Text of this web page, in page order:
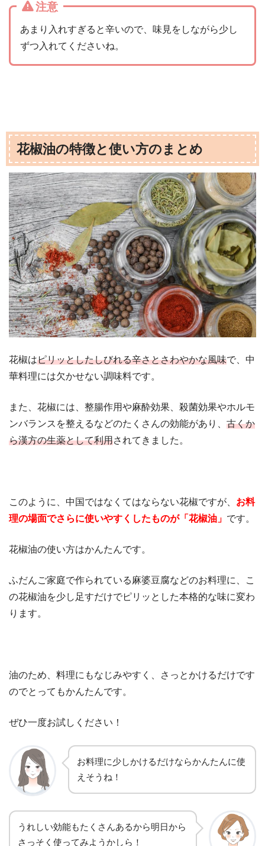
注意
あまり入れすぎると辛いので、味見をしながら少し
ずつ入れてくださいね。
花椒油の特徴と使い方のまとめ
花椒はピリッとしたしびれる辛さとさわやかな風味で、中
華料理には欠かせない調味料です。
また、花椒には、整腸作用や麻酔効果、殺菌効果やホルモ
ンバランスを整えるなどのたくさんの効能があり、 古くか
ら漢方の生薬として利用されてきました。
このように、中国ではなくてはならない花椒ですが、 お料
理の場面でさらに使いやすくしたものが「花椒油」 です。
花椒油の使い方はかんたんです。
ふだんご家庭で作られている麻婆豆腐などのお料理に、こ
の花椒油を少し足すだけでピリッとした本格的な味に変わ
ります。
油のため、料理にもなじみやすく、さっとかけるだけです
のでとってもかんたんです。
ぜひ一度お試しください！
お料理に少しかけるだけならかんたんに使
えそうね！
うれしい効能もたくさんあるから明日から
さっそく使ってみようかしら！